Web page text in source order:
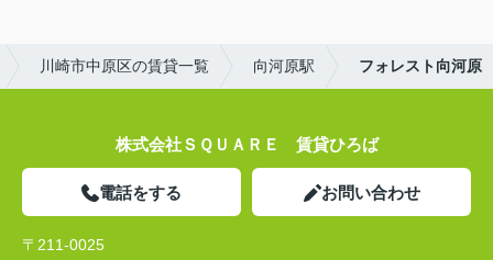
川崎市中原区の賃貸一覧 向河原駅 フォレスト向河原
株式会社ＳＱＵＡＲＥ 賃貸ひろば
電話をする お問い合わせ
〒211-0025